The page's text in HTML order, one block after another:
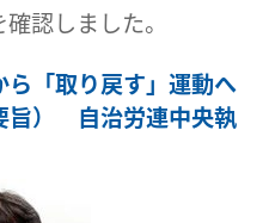
認しました。
「取り戻す」運動へ
旨） 自治労連中央執